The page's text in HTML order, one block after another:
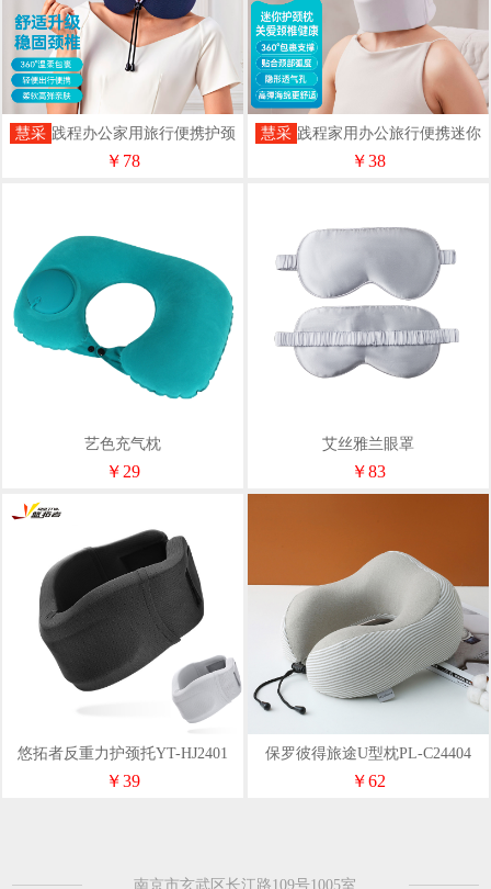
慧采 践程办公家用旅行便携护颈
枕/HU1
￥78
慧采 践程家用办公旅行便携迷你
护颈枕/HU2
￥38
艺色充气枕
￥29
艾丝雅兰眼罩
￥83
悠拓者反重力护颈托YT-HJ2401
￥39
保罗彼得旅途U型枕PL-C24404
￥62
南京市玄武区长江路109号1005室